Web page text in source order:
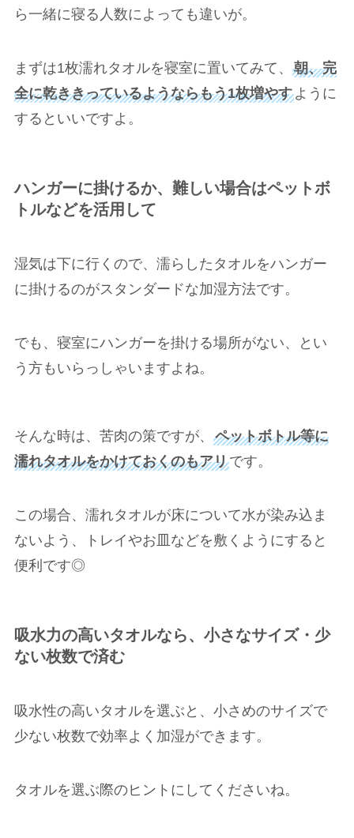
ら一緒に寝る人数によっても違いが。
まずは1枚濡れタオルを寝室に置いてみて、 朝、完
全に乾ききっているようならもう1枚増やすように
するといいですよ。
ハンガーに掛けるか、難しい場合はペットボ
トルなどを活用して
湿気は下に行くので、濡らしたタオルをハンガー
に掛けるのがスタンダードな加湿方法です。
でも、寝室にハンガーを掛ける場所がない、とい
う方もいらっしゃいますよね。
そんな時は、苦肉の策ですが、 ペットボトル等に
濡れタオルをかけておくのもアリです。
この場合、濡れタオルが床について水が染み込ま
ないよう、トレイやお皿などを敷くようにすると
便利です◎
吸水力の高いタオルなら、小さなサイズ・少
ない枚数で済む
吸水性の高いタオルを選ぶと、小さめのサイズで
少ない枚数で効率よく加湿ができます。
タオルを選ぶ際のヒントにしてくださいね。